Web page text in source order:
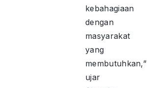
kebahagiaan
dengan
masyarakat
yang
membutuhkan,”
ujar